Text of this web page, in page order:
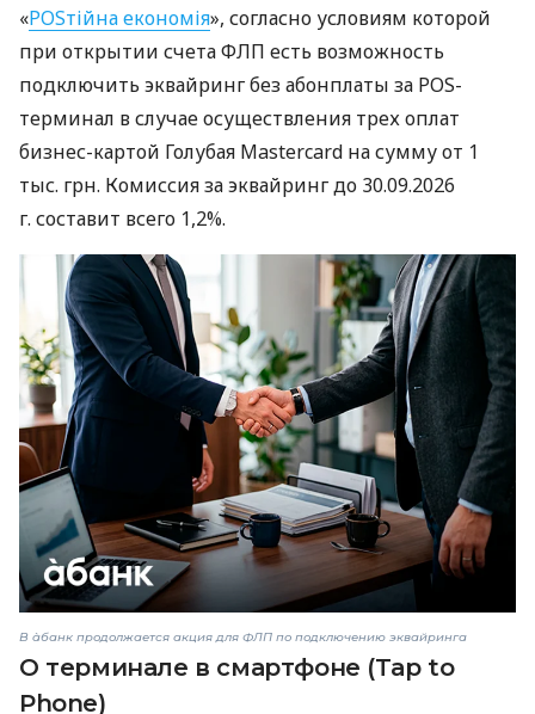
«POSтійна економія», согласно условиям которой
при открытии счета ФЛП есть возможность
подключить эквайринг без абонплаты за POS-
терминал в случае осуществления трех оплат
бизнес-картой Голубая Mastercard на сумму от 1
тыс. грн. Комиссия за эквайринг до 30.09.2026
г. составит всего 1,2%.
В àбанк продолжается акция для ФЛП по подключению эквайринга
О терминале в смартфоне (Tap to
Phone)